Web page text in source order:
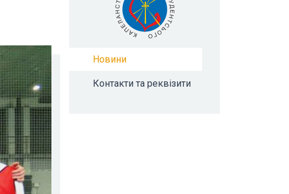
Новини
Контакти та реквізити